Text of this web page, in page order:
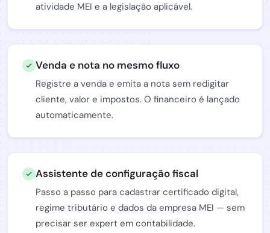
atividade MEI e a legislação aplicável.
Venda e nota no mesmo fluxo
Registre a venda e emita a nota sem redigitar
cliente, valor e impostos. O financeiro é lançado
automaticamente.
Assistente de configuração fiscal
Passo a passo para cadastrar certificado digital,
regime tributário e dados da empresa MEI — sem
precisar ser expert em contabilidade.